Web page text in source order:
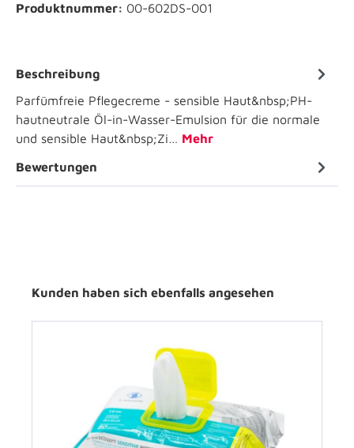
Produktnummer: 00-602DS-001
Beschreibung
Parfümfreie Pflegecreme - sensible Haut&nbsp;PH-
hautneutrale Öl-in-Wasser-Emulsion für die normale
und sensible Haut&nbsp;Zi… Mehr
Bewertungen
Kunden haben sich ebenfalls angesehen